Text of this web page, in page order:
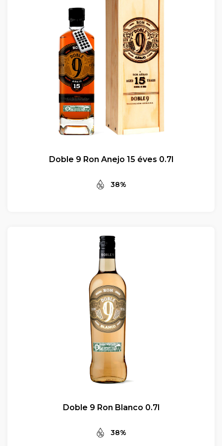
Doble 9 Ron Anejo 15 éves 0.7l
38%
Doble 9 Ron Blanco 0.7l
38%